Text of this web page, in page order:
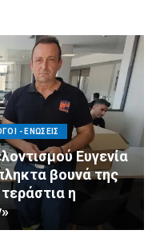
που Δεν